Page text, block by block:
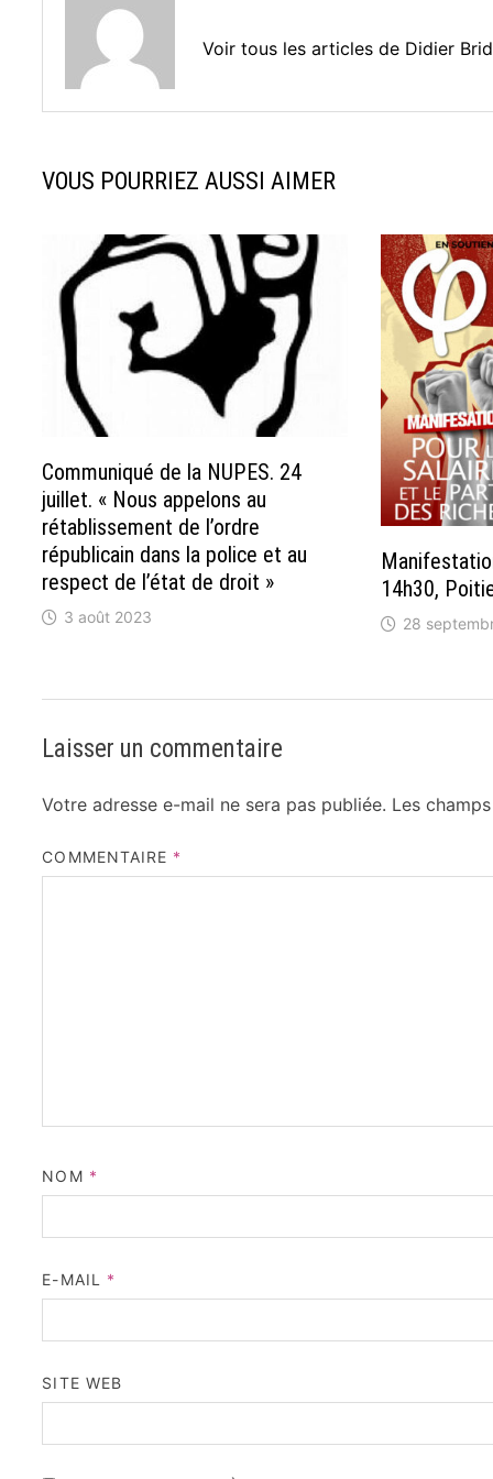
Voir tous les articles de Didier
VOUS POURRIEZ AUSSI AIMER
Communiqué de la NUPES. 24
juillet. « Nous appelons au
rétablissement de l’ordre
républicain dans la police et au
respect de l’état de droit »
3 août 2023
14h30,
28
Laisser un commentaire
Votre adresse e-mail ne sera pas publiée. Les
COMMENTAIRE *
NOM *
E-MAIL *
SITE WEB